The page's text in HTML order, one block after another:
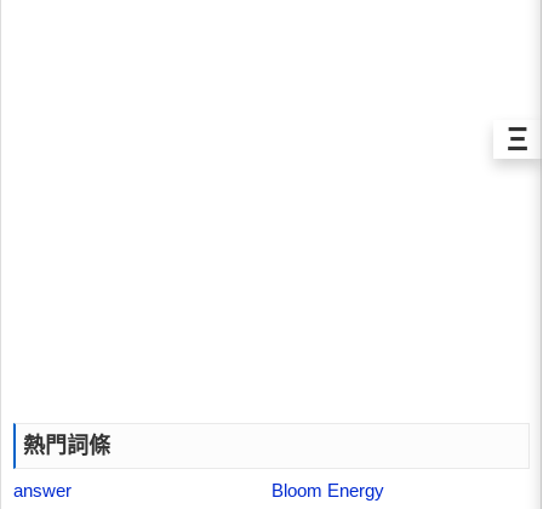
熱門詞條
answer
Bloom Energy
Ξ